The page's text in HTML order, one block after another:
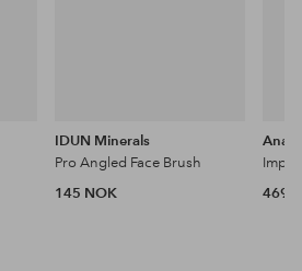
IDUN Minerals
Pro Angled Face Brush
145 NOK
469